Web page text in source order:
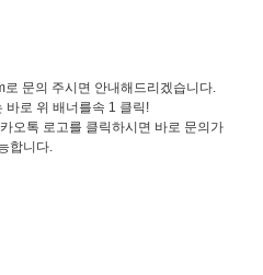
문의 주시면 안내해드리겠습니다.
바로 위 배너를속 1 클릭!
오톡 로고를 클릭하시면 바로 문의가
합니다.